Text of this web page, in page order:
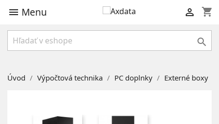
 Menu shopping_cart


Úvod Výpočtová technika PC doplnky Externé boxy